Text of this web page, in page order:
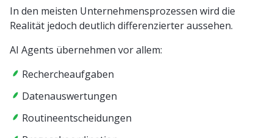
In den meisten Unternehmensprozessen wird die
Realität jedoch deutlich differenzierter aussehen.
AI Agents übernehmen vor allem:
Rechercheaufgaben
Datenauswertungen
Routineentscheidungen